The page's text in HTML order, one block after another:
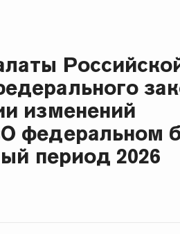
изменений
федеральном
период 2026